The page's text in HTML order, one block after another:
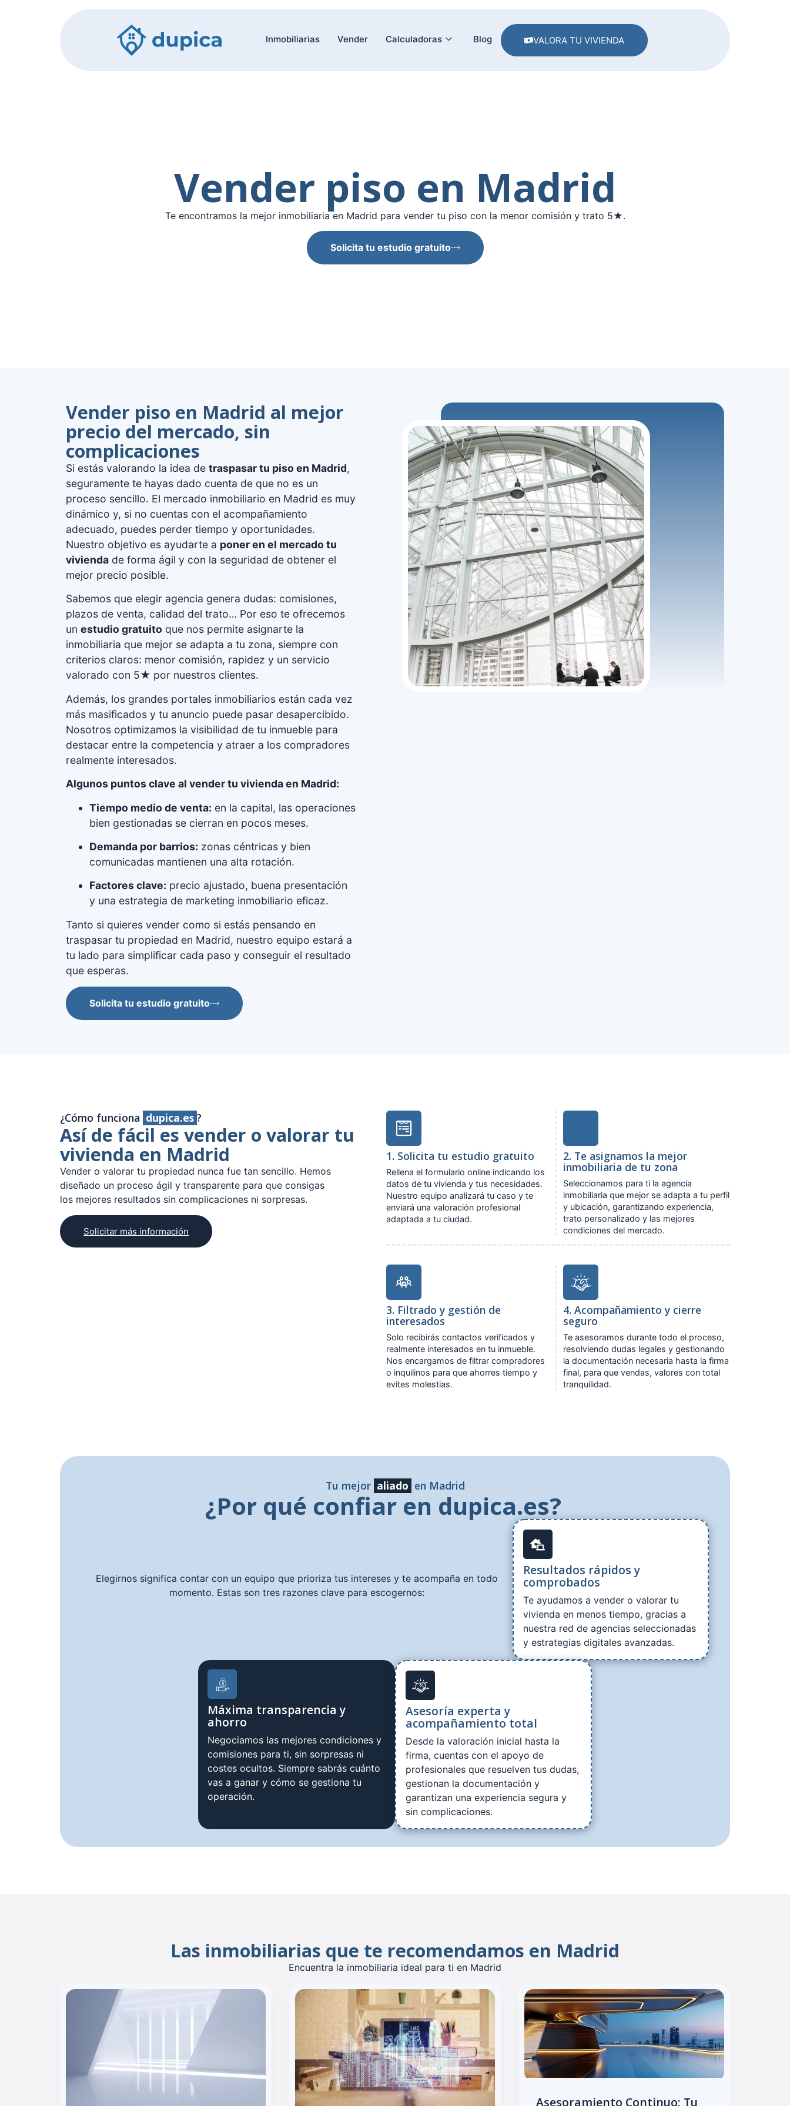
Inmobiliarias Vender Calculadoras Blog VALORA TU VIVIENDA
Vender piso en Madrid
Te encontramos la mejor inmobiliaria en Madrid para vender tu piso con la menor comisión y trato 5★.
Solicita tu estudio gratuito
Vender piso en Madrid al mejor
precio del mercado, sin
complicaciones
Si estás valorando la idea de traspasar tu piso en Madrid,
seguramente te hayas dado cuenta de que no es un
proceso sencillo. El mercado inmobiliario en Madrid es muy
dinámico y, si no cuentas con el acompañamiento
adecuado, puedes perder tiempo y oportunidades.
Nuestro objetivo es ayudarte a poner en el mercado tu
vivienda de forma ágil y con la seguridad de obtener el
mejor precio posible.
Sabemos que elegir agencia genera dudas: comisiones,
plazos de venta, calidad del trato… Por eso te ofrecemos
un estudio gratuito que nos permite asignarte la
inmobiliaria que mejor se adapta a tu zona, siempre con
criterios claros: menor comisión, rapidez y un servicio
valorado con 5★ por nuestros clientes.
Además, los grandes portales inmobiliarios están cada vez
más masificados y tu anuncio puede pasar desapercibido.
Nosotros optimizamos la visibilidad de tu inmueble para
destacar entre la competencia y atraer a los compradores
realmente interesados.
Algunos puntos clave al vender tu vivienda en Madrid:
Tiempo medio de venta: en la capital, las operaciones
bien gestionadas se cierran en pocos meses.
Demanda por barrios: zonas céntricas y bien
comunicadas mantienen una alta rotación.
Factores clave: precio ajustado, buena presentación
y una estrategia de marketing inmobiliario eficaz.
Tanto si quieres vender como si estás pensando en
traspasar tu propiedad en Madrid, nuestro equipo estará a
tu lado para simplificar cada paso y conseguir el resultado
que esperas.
Solicita tu estudio gratuito
¿Cómo funciona dupica.es ?
Así de fácil es vender o valorar tu
vivienda en Madrid
Vender o valorar tu propiedad nunca fue tan sencillo. Hemos
diseñado un proceso ágil y transparente para que consigas
los mejores resultados sin complicaciones ni sorpresas.
Solicitar más información
1. Solicita tu estudio gratuito
Rellena el formulario online indicando los
datos de tu vivienda y tus necesidades.
Nuestro equipo analizará tu caso y te
enviará una valoración profesional
adaptada a tu ciudad.
2. Te asignamos la mejor
inmobiliaria de tu zona
Seleccionamos para ti la agencia
inmobiliaria que mejor se adapta a tu perfil
y ubicación, garantizando experiencia,
trato personalizado y las mejores
condiciones del mercado.
3. Filtrado y gestión de
interesados
Solo recibirás contactos verificados y
realmente interesados en tu inmueble.
Nos encargamos de filtrar compradores
o inquilinos para que ahorres tiempo y
evites molestias.
4. Acompañamiento y cierre
seguro
Te asesoramos durante todo el proceso,
resolviendo dudas legales y gestionando
la documentación necesaria hasta la firma
final, para que vendas, valores con total
tranquilidad.
Tu mejor aliado en Madrid
¿Por qué confiar en dupica.es?
Elegirnos significa contar con un equipo que prioriza tus intereses y te acompaña en todo
momento. Estas son tres razones clave para escogernos:
Resultados rápidos y
comprobados
Te ayudamos a vender o valorar tu
vivienda en menos tiempo, gracias a
nuestra red de agencias seleccionadas
y estrategias digitales avanzadas.
Máxima transparencia y
ahorro
Negociamos las mejores condiciones y
comisiones para ti, sin sorpresas ni
costes ocultos. Siempre sabrás cuánto
vas a ganar y cómo se gestiona tu
operación.
Asesoría experta y
acompañamiento total
Desde la valoración inicial hasta la
firma, cuentas con el apoyo de
profesionales que resuelven tus dudas,
gestionan la documentación y
garantizan una experiencia segura y
sin complicaciones.
Las inmobiliarias que te recomendamos en Madrid
Encuentra la inmobiliaria ideal para ti en Madrid
Asesoramiento Continuo: Tu